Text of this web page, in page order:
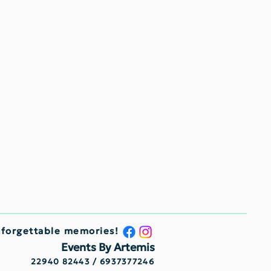
memories!
Events By Artemis
22940 82443 / 6937377246